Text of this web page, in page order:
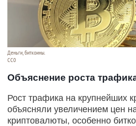
Деньги, биткоины.
СС0
Объяснение роста
Рост трафика на крупнейших
объясняли увеличением цен
криптовалюты, особенно